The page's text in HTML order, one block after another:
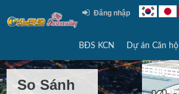
Đăng nhập
BĐS KCN Dự án Căn hộ
So Sánh